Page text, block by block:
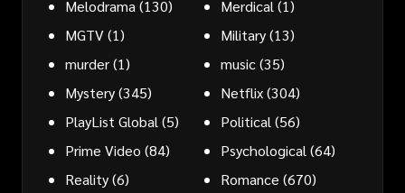
Melodrama (130) Merdical (1)
MGTV(1) Military(13)
murder(1) music(35)
Mystery(345) Netflix(304)
PlayList Global (5) Political (56)
Prime Video (84) Psychological (64)
Reality(6) Romance (670)